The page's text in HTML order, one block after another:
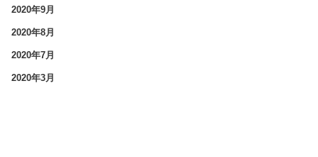
2020年9月
2020年8月
2020年7月
2020年3月